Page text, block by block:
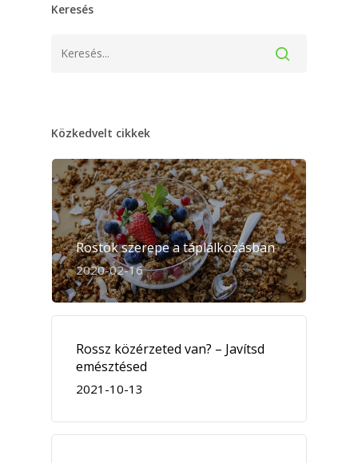
Keresés
Közkedvelt cikkek
Rostok szerepe a táplálkozásban
2020-02-16
Rossz közérzeted van? – Javítsd
emésztésed
2021-10-13